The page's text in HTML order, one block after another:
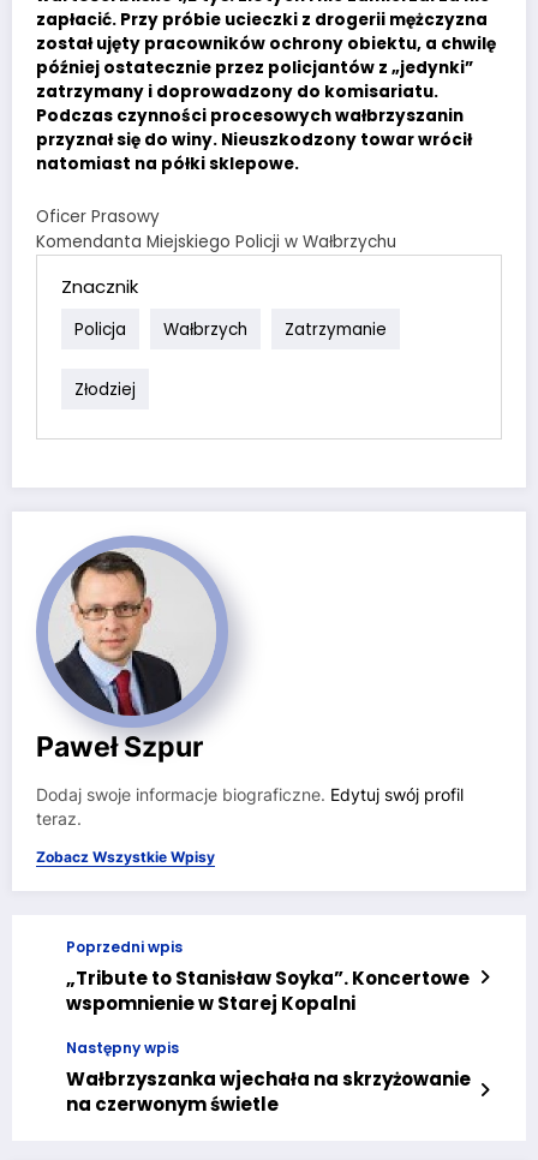
zapłacić. Przy próbie ucieczki z drogerii mężczyzna
został ujęty pracowników ochrony obiektu, a chwilę
później ostatecznie przez policjantów z „jedynki”
zatrzymany i doprowadzony do komisariatu.
Podczas czynności procesowych wałbrzyszanin
przyznał się do winy. Nieuszkodzony towar wrócił
natomiast na półki sklepowe.
Oficer Prasowy
Komendanta Miejskiego Policji w Wałbrzychu
Znacznik
Policja Wałbrzych Zatrzymanie
Złodziej
Paweł Szpur
Dodaj swoje informacje biograficzne. Edytuj swój profil
teraz.
Zobacz Wszystkie Wpisy
Poprzedni wpis
„Tribute to Stanisław Soyka”. Koncertowe
wspomnienie w Starej Kopalni
Następny wpis
Wałbrzyszanka wjechała na skrzyżowanie
na czerwonym świetle